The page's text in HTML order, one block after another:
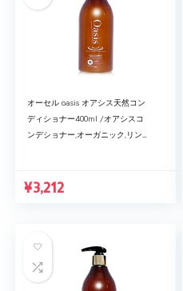
オーセル oasis オアシス天然コン
ディショナー400ml /オアシスコ
ンデショナー,オーガニック,リン
¥3,212